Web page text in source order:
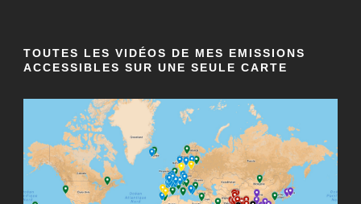
TOUTES LES VIDÉOS DE MES EMISSIONS
ACCESSIBLES SUR UNE SEULE CARTE